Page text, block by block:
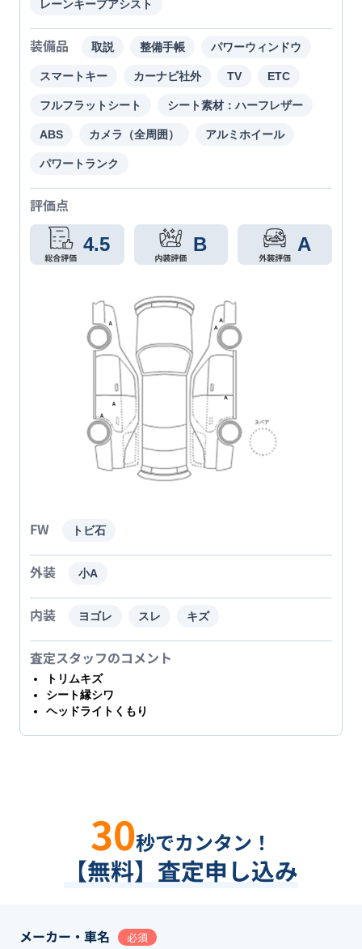
レーンキープアシスト
装備品 取説 整備手帳 パワーウィンドウ
スマートキー カーナビ社外 TV ETC
フルフラットシート シート素材：ハーフレザー
ABS カメラ（全周囲） アルミホイール
パワートランク
評価点
4.5 B A
FW トビ石
外装 小A
内装 ヨゴレ スレ キズ
査定スタッフのコメント
トリムキズ
シート縁シワ
ヘッドライトくもり
30秒でカンタン！
【無料】査定申し込み
メーカー・車名 必須